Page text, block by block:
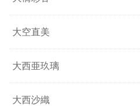
大空直美
大西亜玖璃
大西沙織